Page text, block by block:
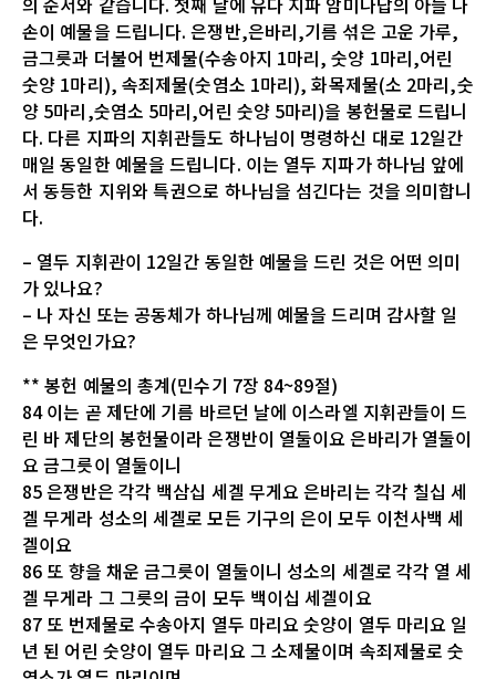
손이 예물을 드립니다. 은쟁반,은바리,기름 섞은 고운 가루,
금그릇과 더불어 번제물(수송아지 1마리, 숫양 1마리,어린
숫양 1마리), 속죄제물(숫염소 1마리), 화목제물(소 2마리,숫
양 5마리,숫염소 5마리,어린 숫양 5마리)을 봉헌물로 드립니
다. 다른 지파의 지휘관들도 하나님이 명령하신 대로 12일간
매일 동일한 예물을 드립니다. 이는 열두 지파가 하나님 앞에
서 동등한 지위와 특권으로 하나님을 섬긴다는 것을 의미합니
다.
– 열두 지휘관이 12일간 동일한 예물을 드린 것은 어떤 의미
가 있나요?
– 나 자신 또는 공동체가 하나님께 예물을 드리며 감사할 일
은 무엇인가요?
** 봉헌 예물의 총계(민수기 7장 84~89절)
84 이는 곧 제단에 기름 바르던 날에 이스라엘 지휘관들이 드
린 바 제단의 봉헌물이라 은쟁반이 열둘이요 은바리가 열둘이
요 금그릇이 열둘이니
85 은쟁반은 각각 백삼십 세겔 무게요 은바리는 각각 칠십 세
겔 무게라 성소의 세겔로 모든 기구의 은이 모두 이천사백 세
겔이요
86 또 향을 채운 금그릇이 열둘이니 성소의 세겔로 각각 열 세
겔 무게라 그 그릇의 금이 모두 백이십 세겔이요
87 또 번제물로 수송아지 열두 마리요 숫양이 열두 마리요 일
년 된 어린 숫양이 열두 마리요 그 소제물이며 속죄제물로 숫